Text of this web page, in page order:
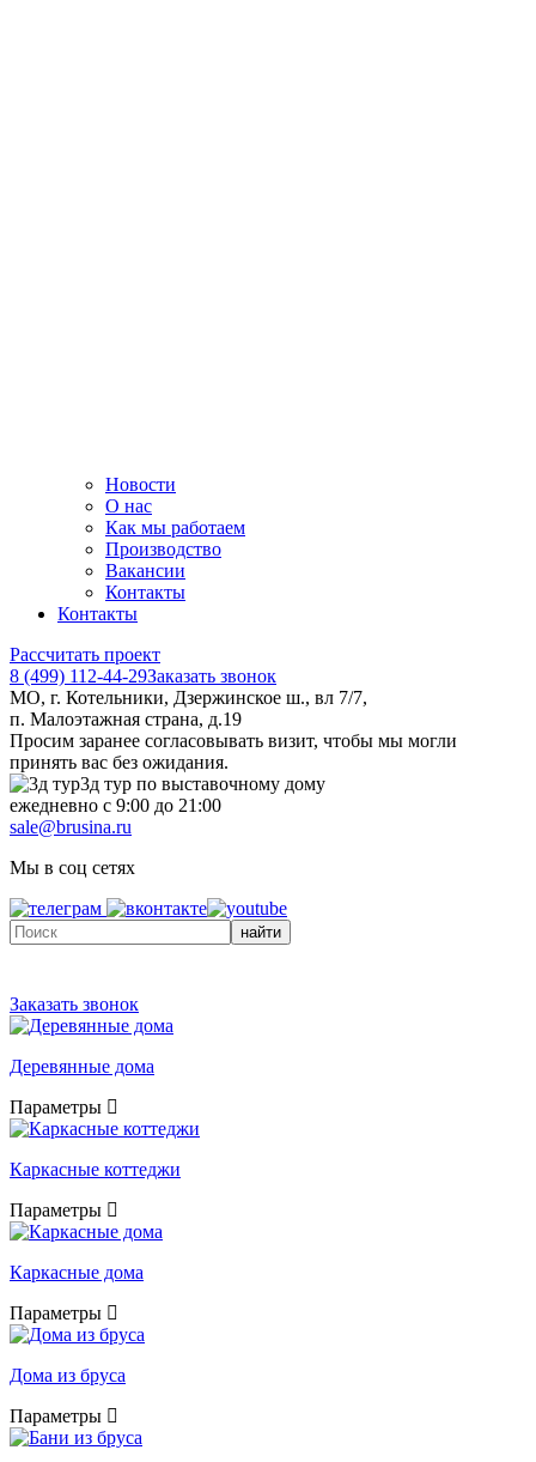
Новости
О нас
Как мы работаем
Производство
Вакансии
Контакты
Контакты
Рассчитать проект
8 (499) 112-44-29Заказать звонок
МО, г. Котельники, Дзержинское ш., вл 7/7,
п. Малоэтажная страна, д.19
Просим заранее согласовывать визит, чтобы мы могли
принять вас без ожидания.
3д тур по выставочному дому
ежедневно с 9:00 до 21:00
sale@brusina.ru
Мы в соц сетях
найти
Заказать звонок
Деревянные дома
Параметры
Каркасные коттеджи
Параметры
Каркасные дома
Параметры
Дома из бруса
Параметры